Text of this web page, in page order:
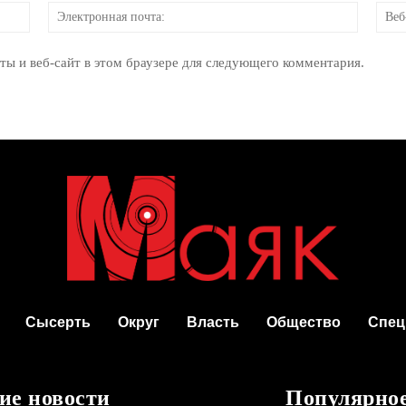
Имя:
и веб-сайт в этом браузере для следующего комментария.
Сысерть Округ Власть Общество
новости